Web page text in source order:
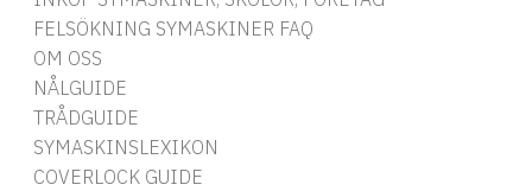
FELSÖKNING SYMASKINER FAQ
OM OSS
NÅLGUIDE
TRÅDGUIDE
SYMASKINSLEXIKON
COVERLOCK GUIDE